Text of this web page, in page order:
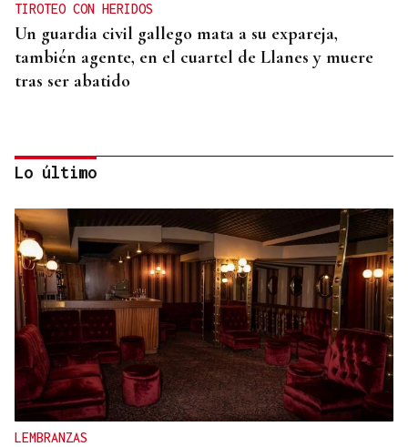
TIROTEO CON HERIDOS
Un guardia civil gallego mata a su expareja,
también agente, en el cuartel de Llanes y muere
tras ser abatido
"LA LEY TIENE QUE CUMPLIRSE"
El Gobierno alerta a las CCAA que si se niegan a
acoger menores de Ceuta "entonces tendrá que
actuar de oficio Fiscalía"
Lo último
LEMBRANZAS